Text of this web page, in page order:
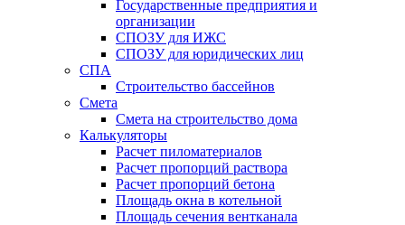
Государственные предприятия и
организации
СПОЗУ для ИЖС
СПОЗУ для юридических лиц
СПА
Строительство бассейнов
Смета
Смета на строительство дома
Калькуляторы
Расчет пиломатериалов
Расчет пропорций раствора
Расчет пропорций бетона
Площадь окна в котельной
Площадь сечения вентканала